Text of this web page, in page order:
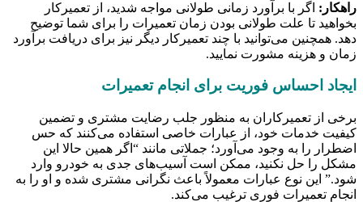
راهکار: اگر با برآورد زمانی طولانی مواجه شدید، از تعمیرکار
بخواهید تا علت طولانی بودن زمان تعمیرات را برای شما توضیح
دهد. همچنین می‌توانید با چند تعمیرکار دیگر نیز برای دریافت برآورد
زمان و هزینه مشورت نمایید.
ایجاد احساس فوریت برای انجام تعمیرات
برخی از تعمیرکاران به منظور جلب رضایت مشتری و تضمین
کیفیت خدمات خود، از عبارات خاصی استفاده می‌کنند که حس
اضطرار را به وجود می‌آورد؛ جملاتی مانند “اگر همین حالا این
مشکل را حل نکنید، ممکن است آسیب‌های جدی به خودرو وارد
شود.” این نوع عبارات معمولاً باعث نگرانی مشتری شده و او را به
انجام تعمیرات فوری ترغیب می‌کند.